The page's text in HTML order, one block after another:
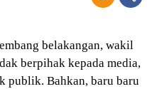
belakangan, wakil
berpihak kepada media,
publik. Bahkan, baru baru